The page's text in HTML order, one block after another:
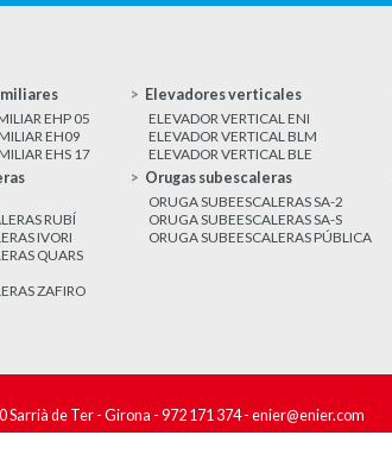
EHP 05
EH09
EHS 17
Elevadores verticales
ELEVADOR VERTICAL ENI
ELEVADOR VERTICAL BLM
ELEVADOR VERTICAL BLE
RUBÍ
IVORI
QUARS
ZAFIRO
Orugas subescaleras
ORUGA SUBEESCALERAS SA-2
ORUGA SUBEESCALERAS SA-S
ORUGA SUBEESCALERAS PÚBLICA
Sarrià de Ter - Girona -972 171 374-enier@enier.com